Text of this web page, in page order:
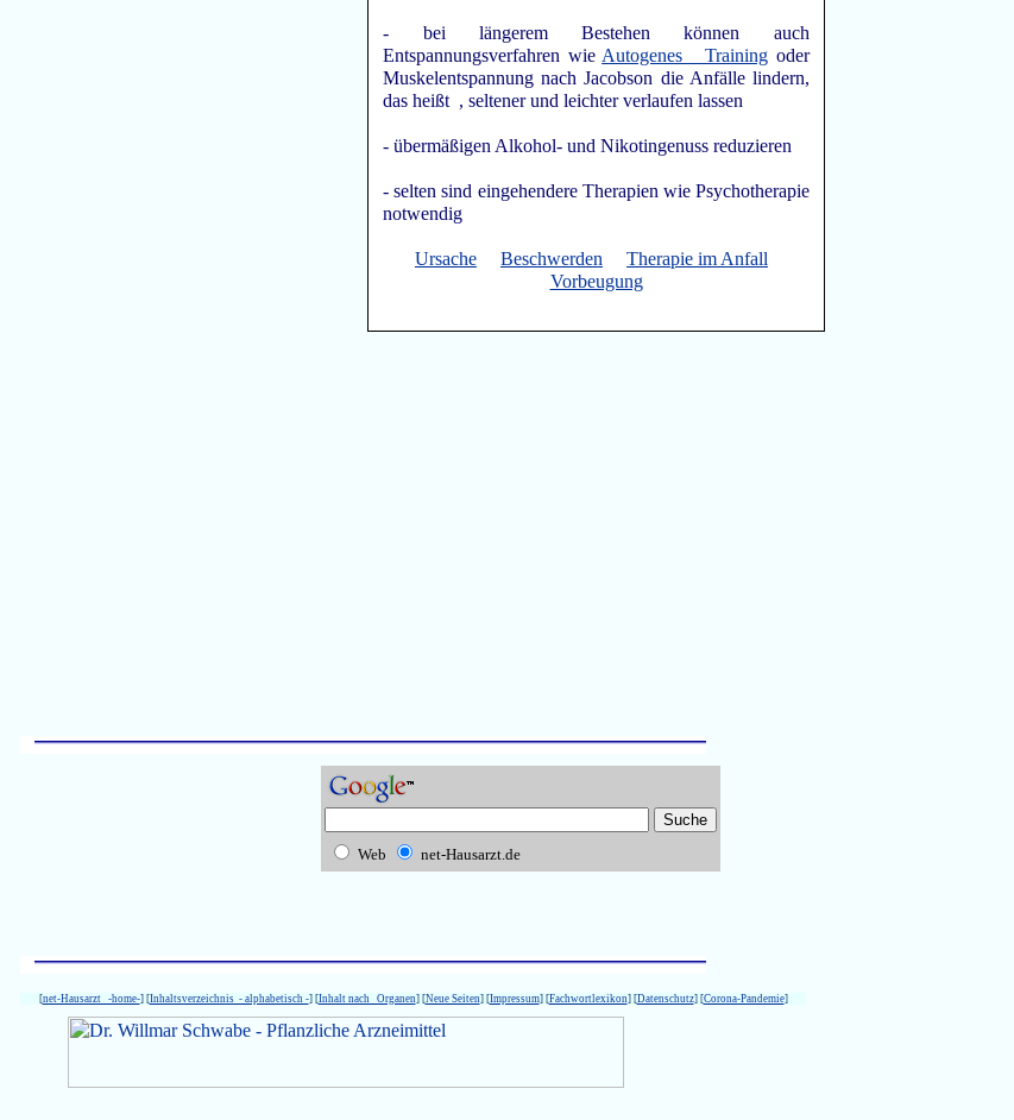
- bei längerem Bestehen können auch
Entspannungsverfahren wie Autogenes Training oder
Muskelentspannung nach Jacobson die Anfälle lindern,
das heißt , seltener und leichter verlaufen lassen
- übermäßigen Alkohol- und Nikotingenuss reduzieren
- selten sind eingehendere Therapien wie Psychotherapie
notwendig
Ursache Beschwerden
Therapie im Anfall
Vorbeugung
Web net-Hausarzt.de
[net-Hausarzt -home-] [Inhaltsverzeichnis - alphabetisch -] [Inhalt nach Organen] [Neue Seiten] [Impressum] [Fachwortlexikon] [Datenschutz] [Corona-Pandemie]